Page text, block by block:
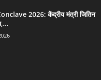
2026: केंद्रीय मंत्री जितिन